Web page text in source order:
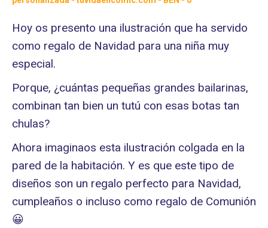
Hoy os presento una ilustración que ha servido
como regalo de Navidad para una niña muy
especial.
Porque, ¿cuántas pequeñas grandes bailarinas,
combinan tan bien un tutú con esas botas tan
chulas?
Ahora imaginaos esta ilustración colgada en la
pared de la habitación. Y es que este tipo de
diseños son un regalo perfecto para Navidad,
cumpleaños o incluso como regalo de Comunión
😀